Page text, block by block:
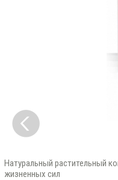
Натуральный растительный
жизненных сил